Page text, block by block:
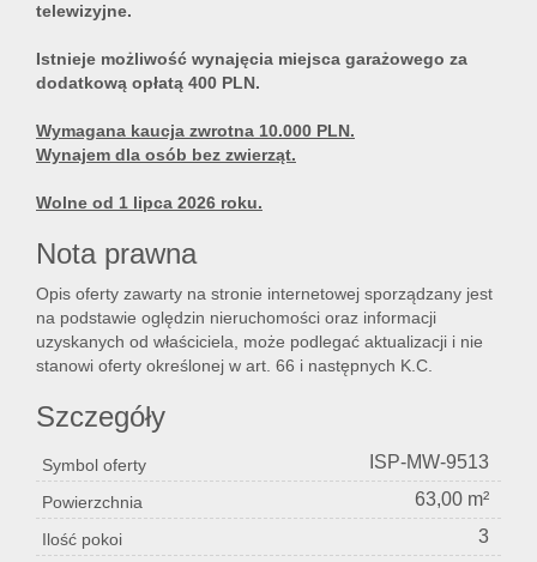
telewizyjne.
Istnieje możliwość wynajęcia miejsca garażowego za
dodatkową opłatą 400 PLN.
Wymagana kaucja zwrotna 10.000 PLN.
Wynajem dla osób bez zwierząt.
Wolne od 1 lipca 2026 roku.
Nota prawna
Opis oferty zawarty na stronie internetowej sporządzany jest
na podstawie oględzin nieruchomości oraz informacji
uzyskanych od właściciela, może podlegać aktualizacji i nie
stanowi oferty określonej w art. 66 i następnych K.C.
Szczegóły
Symbol oferty ISP-MW-9513
Powierzchnia 63,00 m²
Ilość pokoi 3